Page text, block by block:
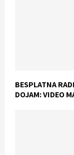
BESPLATNA
DOJAM: VIDEO